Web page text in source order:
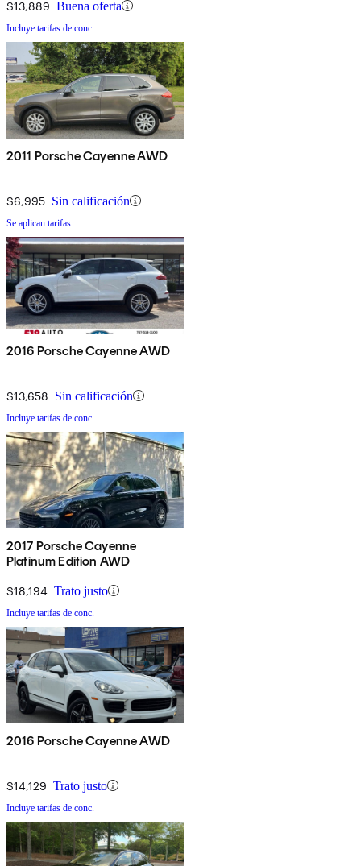
$13,889 Buena oferta
Incluye tarifas de conc.
2011 Porsche Cayenne AWD
$6,995 Sin calificación
Se aplican tarifas
2016 Porsche Cayenne AWD
$13,658 Sin calificación
Incluye tarifas de conc.
2017 Porsche Cayenne
Platinum Edition AWD
$18,194 Trato justo
Incluye tarifas de conc.
2016 Porsche Cayenne AWD
$14,129 Trato justo
Incluye tarifas de conc.